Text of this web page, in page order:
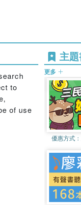
to
of use
主
更多
優惠方式：